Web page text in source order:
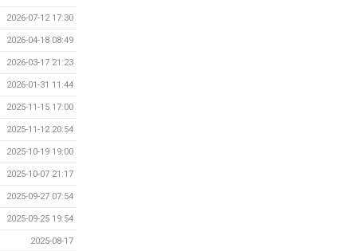
2026-07-12 17:30
2026-04-18 08:49
2026-03-17 21:23
2026-01-31 11:44
2025-11-15 17:00
2025-11-12 20:54
2025-10-19 19:00
2025-10-07 21:17
2025-09-27 07:54
2025-09-25 19:54
2025-08-17